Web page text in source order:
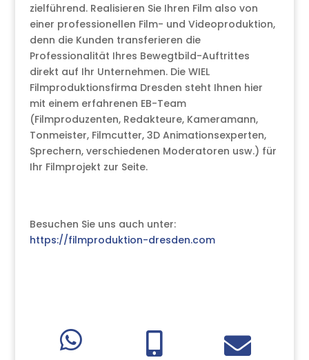
zielführend. Realisieren Sie Ihren Film also von
einer professionellen Film- und Videoproduktion,
denn die Kunden transferieren die
Professionalität Ihres Bewegtbild-Auftrittes
direkt auf Ihr Unternehmen. Die WIEL
Filmproduktionsfirma Dresden steht Ihnen hier
mit einem erfahrenen EB-Team
(Filmproduzenten, Redakteure, Kameramann,
Tonmeister, Filmcutter, 3D Animationsexperten,
Sprechern, verschiedenen Moderatoren usw.) für
Ihr Filmprojekt zur Seite.
Besuchen Sie uns auch unter:
https://filmproduktion-dresden.com
  